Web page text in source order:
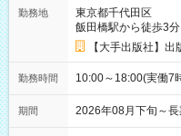
勤務地
東京都千代田区
飯田橋駅から徒歩3分
【大手出版社】
勤務時間 10:00～18:00(実働
期間 2026年08月下旬～